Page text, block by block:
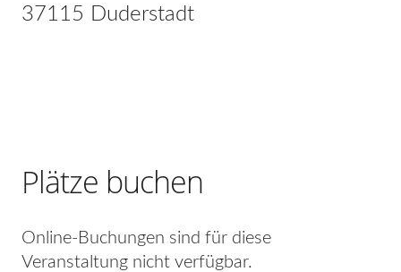
37115 Duderstadt
Plätze buchen
Online-Buchungen sind für diese
Veranstaltung nicht verfügbar.